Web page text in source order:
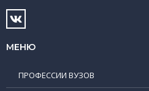
МЕНЮ
ПРОФЕССИИ ВУЗОВ